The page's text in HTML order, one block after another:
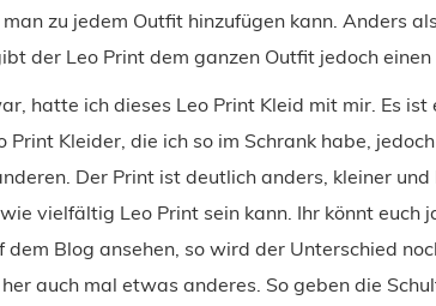
zu jedem Outfit hinzufügen kann. Anders
der Leo Print dem ganzen Outfit jedoch
hatte ich dieses Leo Print Kleid mit mir. Es ist
Print Kleider, die ich so im Schrank habe,
Der Print ist deutlich anders, kleiner
vielfältig Leo Print sein kann. Ihr könnt euch
dem Blog ansehen, so wird der Unterschied
auch mal etwas anderes. So geben die